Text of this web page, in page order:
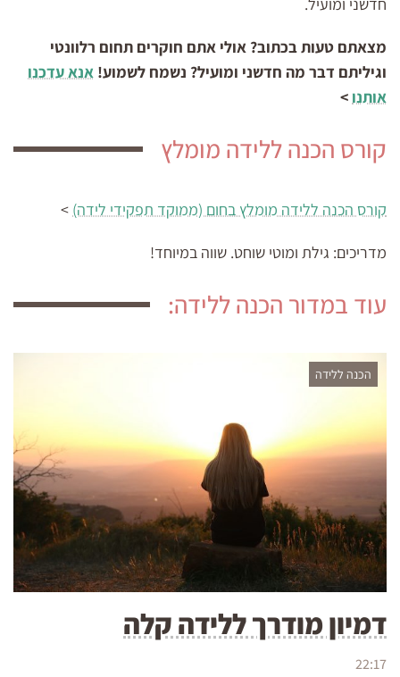
מצאתם טעות בכתוב? אולי אתם חוקרים תחום רלוונטי
וגיליתם דבר מה חדשני ומועיל? נשמח לשמוע! אנא עדכנו
אותנו >
קורס הכנה ללידה מומלץ
קורס הכנה ללידה מומלץ בחום (ממוקד תפקידי לידה) >
מדריכים: גילת ומוטי שוחט. שווה במיוחד!
עוד במדור הכנה ללידה:
הכנה ללידה
דמיון מודרך ללידה קלה
22:17